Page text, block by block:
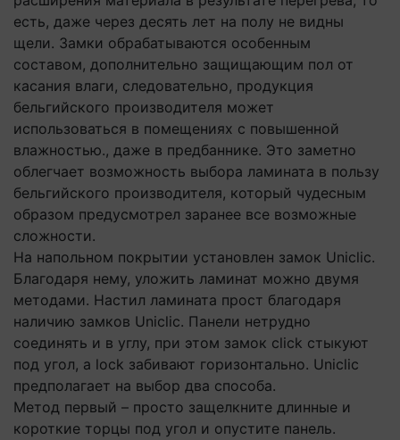
есть, даже через десять лет на полу не видны
щели. Замки обрабатываются особенным
составом, дополнительно защищающим пол от
касания влаги, следовательно, продукция
бельгийского производителя может
использоваться в помещениях с повышенной
влажностью., даже в предбаннике. Это заметно
облегчает возможность выбора ламината в пользу
бельгийского производителя, который чудесным
образом предусмотрел заранее все возможные
сложности.
На напольном покрытии установлен замок Uniclic.
Благодаря нему, уложить ламинат можно двумя
методами. Настил ламината прост благодаря
наличию замков Uniclic. Панели нетрудно
соединять и в углу, при этом замок click стыкуют
под угол, а lock забивают горизонтально. Uniclic
предполагает на выбор два способа.
Метод первый – просто защелкните длинные и
короткие торцы под угол и опустите панель.